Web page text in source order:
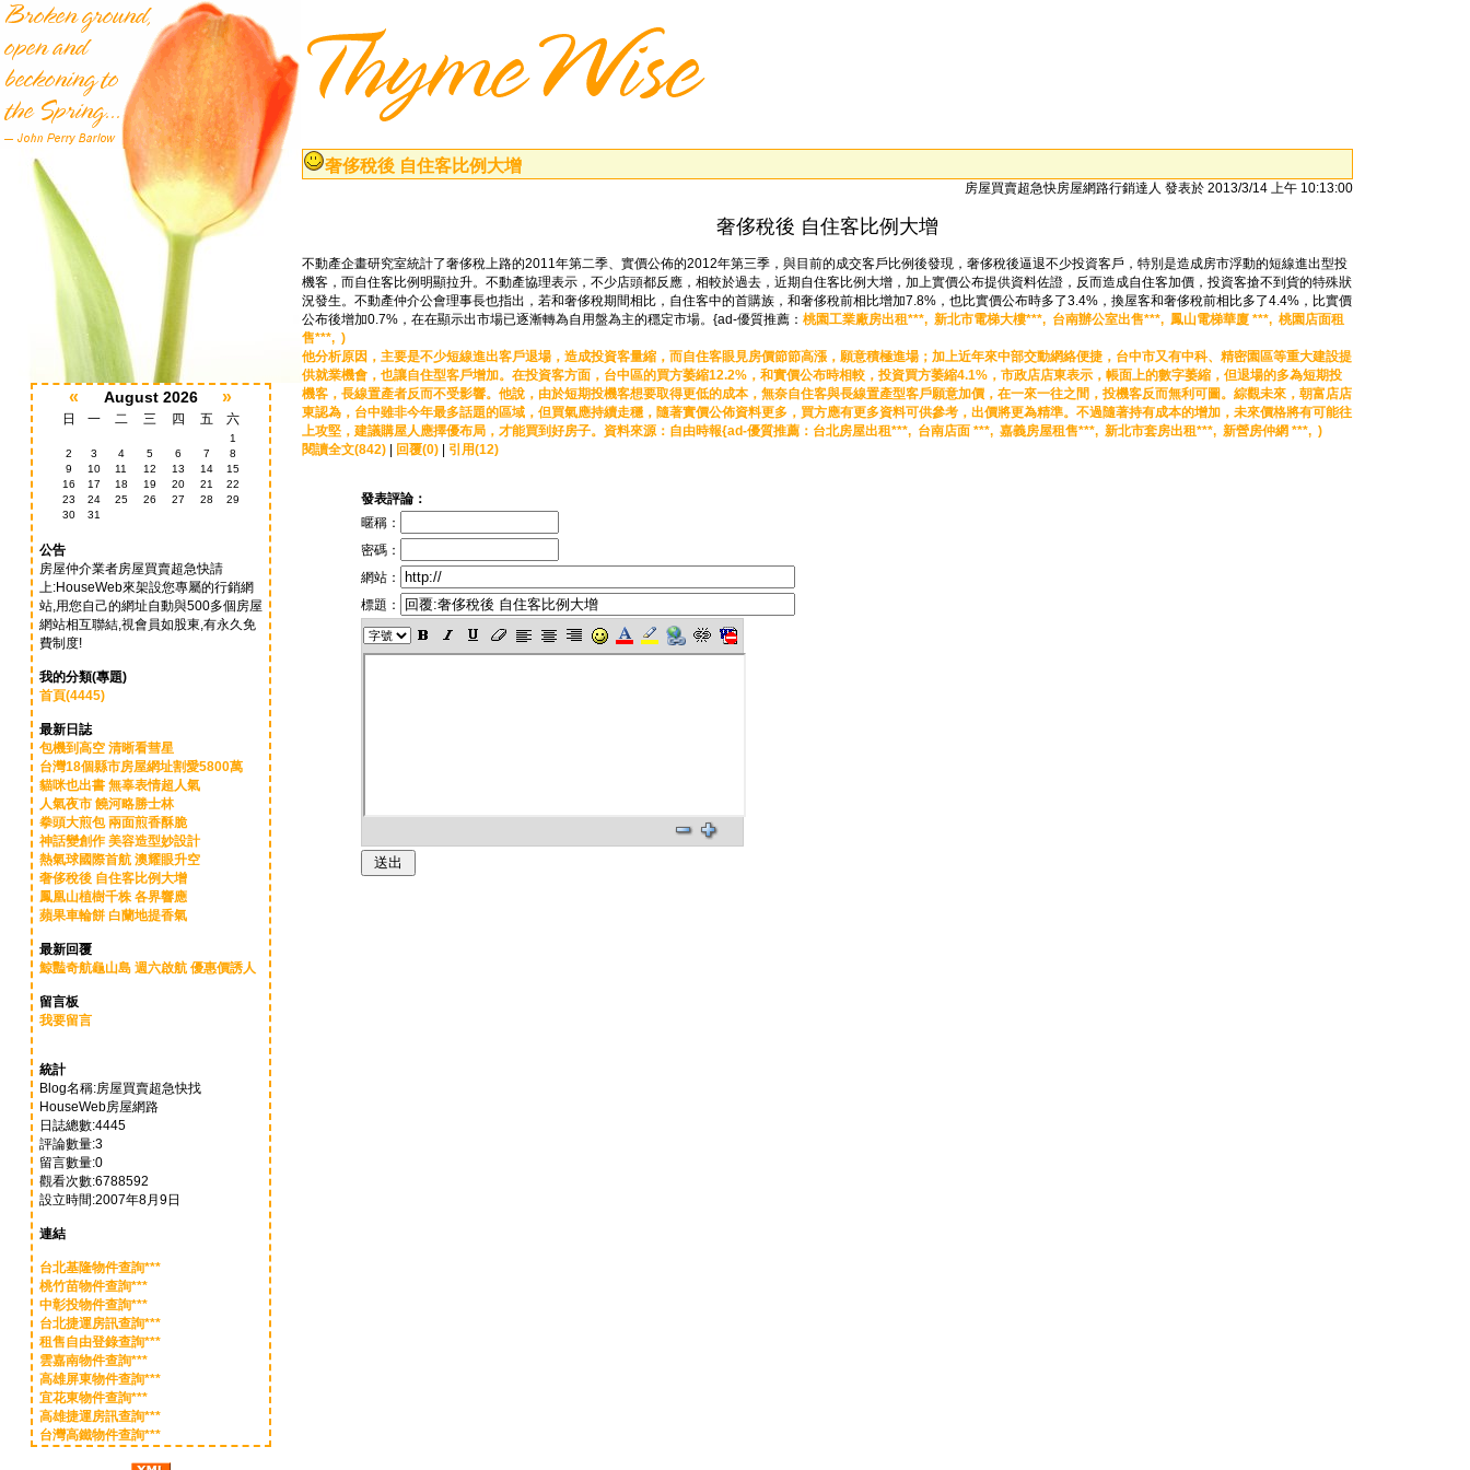
« August 2026 »
日 一 二 三 四 五 六
1
2
3 4 5 6 7
8
9
10 11 12 13 14
15
16
17 18 19 20 21
22
23
24 25 26 27 28
29
30
31
公告
房屋仲介業者房屋買賣超急快請
上:HouseWeb來架設您專屬的行銷網
站,用您自己的網址自動與500多個房屋
網站相互聯結,視會員如股東,有永久免
費制度!
我的分類(專題)
首頁(4445)
最新日誌
包機到高空 清晰看彗星
台灣18個縣市房屋網址割愛5800萬
貓咪也出書 無辜表情超人氣
人氣夜市 饒河略勝士林
拳頭大煎包 兩面煎香酥脆
神話變創作 美容造型妙設計
熱氣球國際首航 澳耀眼升空
奢侈稅後 自住客比例大增
鳳凰山植樹千株 各界響應
蘋果車輪餅 白蘭地提香氣
最新回覆
鯨豔奇航龜山島 週六啟航 優惠價誘人
留言板
我要留言
統計
Blog名稱:房屋買賣超急快找
HouseWeb房屋網路
日誌總數:4445
評論數量:3
留言數量:0
觀看次數:6788592
設立時間:2007年8月9日
連結
台北基隆物件查詢***
桃竹苗物件查詢***
中彰投物件查詢***
台北捷運房訊查詢***
租售自由登錄查詢***
雲嘉南物件查詢***
高雄屏東物件查詢***
宜花東物件查詢***
高雄捷運房訊查詢***
台灣高鐵物件查詢***
奢侈稅後 自住客比例大增
房屋買賣超急快房屋網路行銷達人 發表於 2013/3/14 上午 10:13:00
奢侈稅後 自住客比例大增
不動產企畫研究室統計了奢侈稅上路的2011年第二季、實價公佈的2012年第三季，與目前的成交客戶比例後發現，奢侈稅後逼退不少投資客戶，特別是造成房市浮動的短線進出型投
機客，而自住客比例明顯拉升。不動產協理表示，不少店頭都反應，相較於過去，近期自住客比例大增，加上實價公布提供資料佐證，反而造成自住客加價，投資客搶不到貨的特殊狀
況發生。不動產仲介公會理事長也指出，若和奢侈稅期間相比，自住客中的首購族，和奢侈稅前相比增加7.8%，也比實價公布時多了3.4%，換屋客和奢侈稅前相比多了4.4%，比實價
公布後增加0.7%，在在顯示出市場已逐漸轉為自用盤為主的穩定市場。{ad-優質推薦： 桃園工業廠房出租***, 新北市電梯大樓***, 台南辦公室出售***, 鳳山電梯華廈 ***, 桃園店面租
售***, )
他分析原因，主要是不少短線進出客戶退場，造成投資客量縮，而自住客眼見房價節節高漲，願意積極進場；加上近年來中部交動網絡便捷，台中市又有中科、精密園區等重大建設提
供就業機會，也讓自住型客戶增加。在投資客方面，台中區的買方萎縮12.2%，和實價公布時相較，投資買方萎縮4.1%，市政店店東表示，帳面上的數字萎縮，但退場的多為短期投
機客，長線置產者反而不受影響。他說，由於短期投機客想要取得更低的成本，無奈自住客與長線置產型客戶願意加價，在一來一往之間，投機客反而無利可圖。綜觀未來，朝富店店
東認為，台中雖非今年最多話題的區域，但買氣應持續走穩，隨著實價公佈資料更多，買方應有更多資料可供參考，出價將更為精準。不過隨著持有成本的增加，未來價格將有可能往
上攻堅，建議購屋人應擇優布局，才能買到好房子。資料來源：自由時報{ad-優質推薦： 台北房屋出租***, 台南店面 ***, 嘉義房屋租售***, 新北市套房出租***, 新營房仲網 ***, )
閱讀全文(842)
回覆(0) 引用(12)
發表評論：
暱稱：
密碼：
網站：
標題：